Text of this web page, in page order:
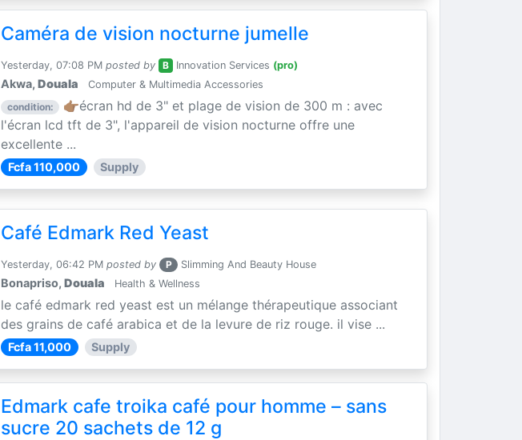
Caméra de vision nocturne jumelle
Yesterday, 07:08 PM posted by B Innovation Services (pro)
Akwa,Douala
Computer & Multimedia Accessories
condition: 👉🏽écran hd de 3" et plage de vision de 300 m : avec
l'écran lcd tft de 3", l'appareil de vision nocturne offre une
excellente ...
Fcfa 110,000 Supply
Café Edmark Red Yeast
Yesterday, 06:42 PM posted by P Slimming And Beauty House
Bonapriso,Douala Health & Wellness
le café edmark red yeast est un mélange thérapeutique associant
des grains de café arabica et de la levure de riz rouge. il vise ...
Fcfa 11,000 Supply
Edmark cafe troika café pour homme – sans
sucre 20 sachets de 12 g